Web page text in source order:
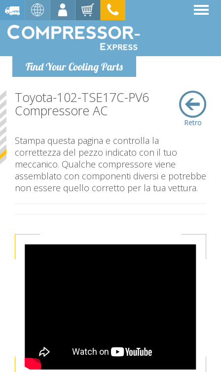
Find Your Cooling Parts
Retro
Toyota-102-TSE17C-PV6
Compressore AC
Stampa questa pagina e controlla la
correttezza del pezzo indicato con il tuo
meccanico. Qualche compressore viene
assemblato con componenti diversi e potrebbe
non essere quello corretto per la tua vettura.